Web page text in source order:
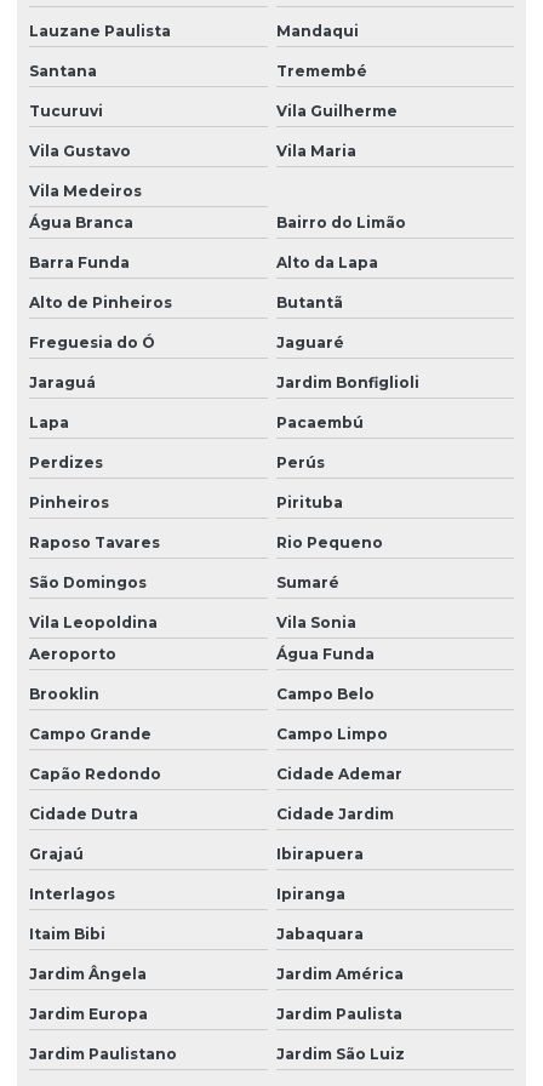
Dedetização contra carrapatos
Dedetização de condomínios
Dedetização e controle de pragas
Dedetização contra cupim
Dedetização cupim
Dedetização cupim de solo
Dedetização e descupinização
Dedetização e desratização
Dedetização em empresas
Dedetização contra escorpião
Dedetização escorpião
Dedetização de formigas
Dedetização de formigas doceiras
Dedetização hospitalar
Dedetização indústria de alimentos
Dedetização industrial
Dedetização de indústrias
Dedetização para infestação
Dedetização de insetos
Dedetização insetos voadores
Dedetização mosquito da dengue
Dedetização contra pernilongos
Dedetização de pernilongos
Dedetização de pombos
Lauzane Paulista Mandaqui
Santana Tremembé
Tucuruvi Vila Guilherme
Vila Gustavo Vila Maria
Vila Medeiros
Água Branca
Bairro do Limão
Barra Funda Alto da Lapa
Alto de Pinheiros Butantã
Freguesia do Ó Jaguaré
Jaraguá Jardim Bonfiglioli
Lapa Pacaembú
Perdizes Perús
Pinheiros Pirituba
Raposo Tavares Rio Pequeno
São Domingos Sumaré
Vila Leopoldina
Vila Sonia
Aeroporto
Água Funda
Brooklin Campo Belo
Campo Grande Campo Limpo
Capão Redondo Cidade Ademar
Cidade Dutra Cidade Jardim
Grajaú Ibirapuera
Interlagos Ipiranga
Itaim Bibi Jabaquara
Jardim Ângela Jardim América
Jardim Europa Jardim Paulista
Jardim Paulistano Jardim São Luiz